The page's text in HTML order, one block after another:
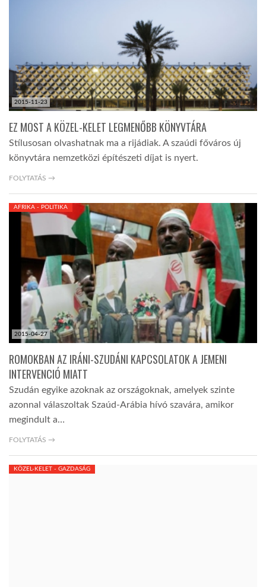
2015-11-23
EZ MOST A KÖZEL-KELET LEGMENŐBB KÖNYVTÁRA
Stílusosan olvashatnak ma a rijádiak. A szaúdi főváros új
könyvtára nemzetközi építészeti díjat is nyert.
FOLYTATÁS →
2015-04-27
AFRIKA - POLITIKA
ROMOKBAN AZ IRÁNI-SZUDÁNI KAPCSOLATOK A JEMENI
INTERVENCIÓ MIATT
Szudán egyike azoknak az országoknak, amelyek szinte
azonnal válaszoltak Szaúd-Arábia hívó szavára, amikor
megindult a…
FOLYTATÁS →
KÖZEL-KELET - GAZDASÁG